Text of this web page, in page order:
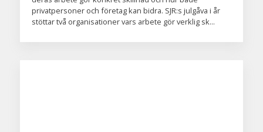
privatpersoner och företag kan bidra. SJR:s julgåva i år
stöttar två organisationer vars arbete gör verklig sk...